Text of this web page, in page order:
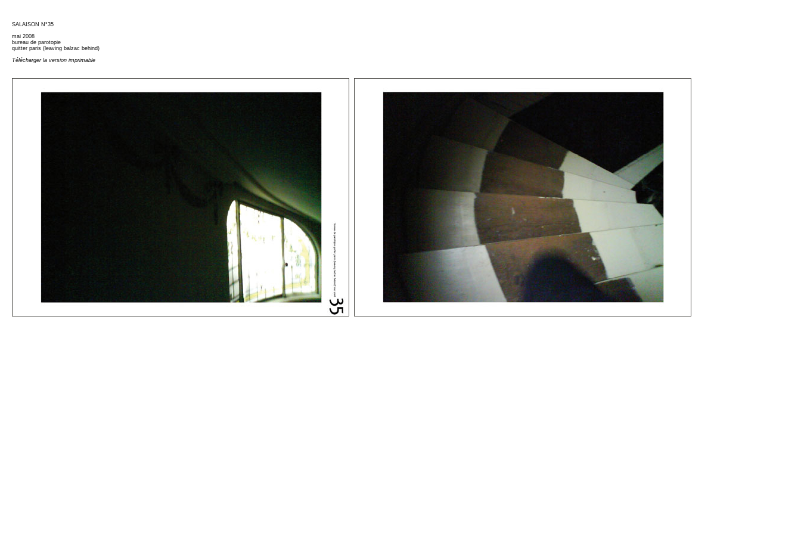
SALAISON N°35
mai 2008
bureau de parotopie
quitter paris (leaving balzac behind)
Télécharger la version imprimable